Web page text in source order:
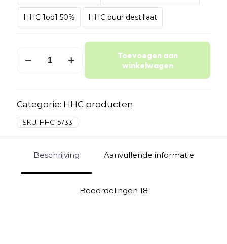
HHC 1op1 50% HHC puur destillaat
olie
Toevoegen aan
winkelwagen
Categorie: HHC producten
SKU: HHC-5733
Beschrijving Aanvullende informatie
Beoordelingen 18